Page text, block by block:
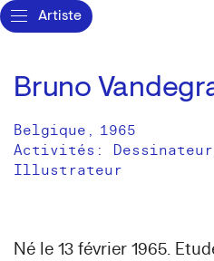
Artiste
Bruno
Belgique , 1965
Activités: Dessinateur
Illustrateur
Né le 13 février 1965.